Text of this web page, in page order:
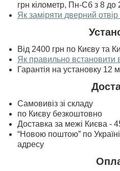
грн кілометр, Пн-Сб з 8 до
Як заміряти дверний
Від 2400 грн по Києву та
Як правильно встановити
Гарантія на установку 12
Самовивіз зі складу
по Києву безкоштовно
Доставка за межі Києва -
“Новою поштою” по
адресу